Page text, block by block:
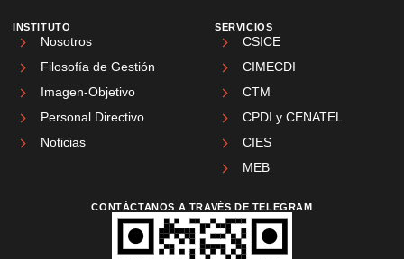
INSTITUTO
Nosotros
Filosofía de Gestión
Imagen-Objetivo
Personal Directivo
Noticias
SERVICIOS
CSICE
CIMECDI
CTM
CPDI y CENATEL
CIES
MEB
CONTÁCTANOS A TRAVÉS DE TELEGRAM